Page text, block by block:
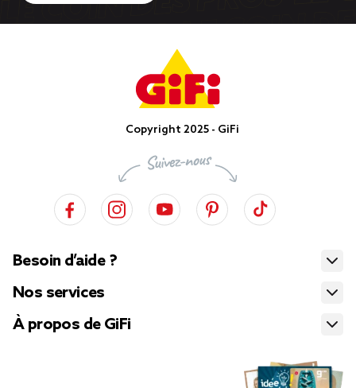
Copyright 2025 - GiFi
Besoin d’aide ?
Nos services
À propos de GiFi